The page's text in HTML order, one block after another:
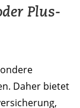
Plus-
Daher bietet